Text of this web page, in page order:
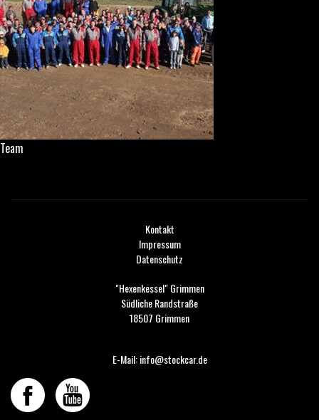
Team
Kontakt
Impressum
Datenschutz
"Hexenkessel" Grimmen
Südliche Randstraße
18507 Grimmen
E-Mail: info@stockcar.de